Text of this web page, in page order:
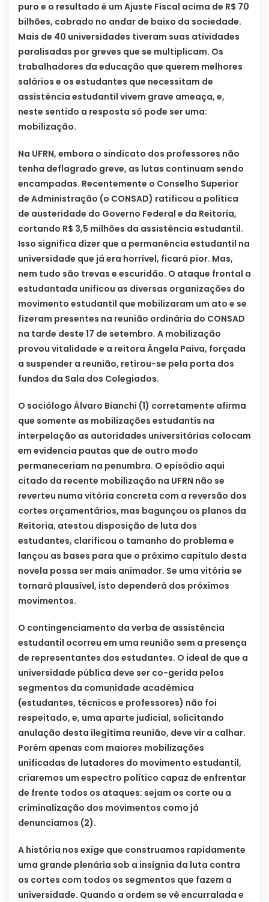
puro e o resultado é um Ajuste Fiscal acima de R$ 70
bilhões, cobrado no andar de baixo da sociedade.
Mais de 40 universidades tiveram suas atividades
paralisadas por greves que se multiplicam. Os
trabalhadores da educação que querem melhores
salários e os estudantes que necessitam de
assistência estudantil vivem grave ameaça, e,
neste sentido a resposta só pode ser uma:
mobilização.
Na UFRN, embora o sindicato dos professores não
tenha deflagrado greve, as lutas continuam sendo
encampadas. Recentemente o Conselho Superior
de Administração (o CONSAD) ratificou a política
de austeridade do Governo Federal e da Reitoria,
cortando R$ 3,5 milhões da assistência estudantil.
Isso significa dizer que a permanência estudantil na
universidade que já era horrível, ficará pior. Mas,
nem tudo são trevas e escuridão. O ataque frontal a
estudantada unificou as diversas organizações do
movimento estudantil que mobilizaram um ato e se
fizeram presentes na reunião ordinária do CONSAD
na tarde deste 17 de setembro. A mobilização
provou vitalidade e a reitora Ângela Paiva, forçada
a suspender a reunião, retirou-se pela porta dos
fundos da Sala dos Colegiados.
O sociólogo Álvaro Bianchi (1) corretamente afirma
que somente as mobilizações estudantis na
interpelação as autoridades universitárias colocam
em evidencia pautas que de outro modo
permaneceriam na penumbra. O episódio aqui
citado da recente mobilização na UFRN não se
reverteu numa vitória concreta com a reversão dos
cortes orçamentários, mas bagunçou os planos da
Reitoria, atestou disposição de luta dos
estudantes, clarificou o tamanho do problema e
lançou as bases para que o próximo capítulo desta
novela possa ser mais animador. Se uma vitória se
tornará plausível, isto dependerá dos próximos
movimentos.
O contingenciamento da verba de assistência
estudantil ocorreu em uma reunião sem a presença
de representantes dos estudantes. O ideal de que a
universidade pública deve ser co-gerida pelos
segmentos da comunidade acadêmica
(estudantes, técnicos e professores) não foi
respeitado, e, uma aparte judicial, solicitando
anulação desta ilegítima reunião, deve vir a calhar.
Porém apenas com maiores mobilizações
unificadas de lutadores do movimento estudantil,
criaremos um espectro político capaz de enfrentar
de frente todos os ataques: sejam os corte ou a
criminalização dos movimentos como já
denunciamos (2).
A história nos exige que construamos rapidamente
uma grande plenária sob a insígnia da luta contra
os cortes com todos os segmentos que fazem a
universidade. Quando a ordem se vê encurralada e